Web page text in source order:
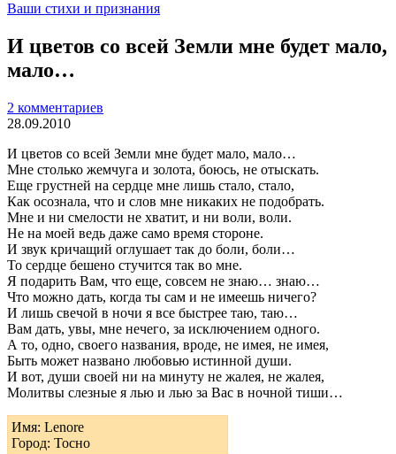
Ваши стихи и признания
И цветов со всей Земли мне будет мало,
мало…
2 комментариев
28.09.2010
И цветов со всей Земли мне будет мало, мало…
Мне столько жемчуга и золота, боюсь, не отыскать.
Еще грустней на сердце мне лишь стало, стало,
Как осознала, что и слов мне никаких не подобрать.
Мне и ни смелости не хватит, и ни воли, воли.
Не на моей ведь даже само время стороне.
И звук кричащий оглушает так до боли, боли…
То сердце бешено стучится так во мне.
Я подарить Вам, что еще, совсем не знаю… знаю…
Что можно дать, когда ты сам и не имеешь ничего?
И лишь свечой в ночи я все быстрее таю, таю…
Вам дать, увы, мне нечего, за исключением одного.
А то, одно, своего названия, вроде, не имея, не имея,
Быть может названо любовью истинной души.
И вот, души своей ни на минуту не жалея, не жалея,
Молитвы слезные я лью и лью за Вас в ночной тиши…
Имя: Lenore
Город: Тосно